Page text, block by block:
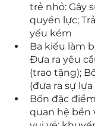
trẻ nhỏ: Gây
quyền lực;
yếu kém
Ba kiểu làm
Đưa ra yêu
(trao tặng);
(đưa ra sự
Bốn đặc
quan hệ bền